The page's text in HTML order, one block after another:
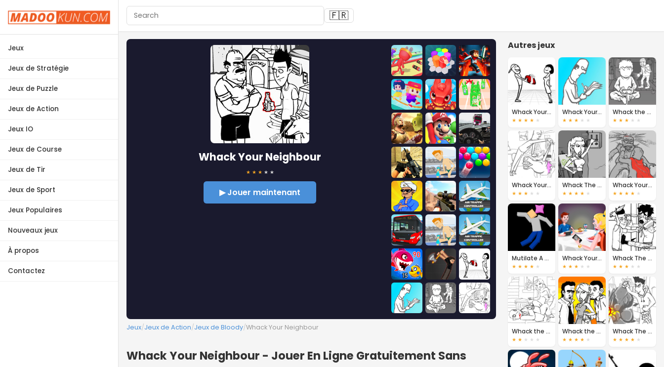
Jeux
Jeux de Stratégie
Jeux de Puzzle
Jeux de Action
Jeux IO
Jeux de Course
Jeux de Tir
Jeux de Sport
Jeux Populaires
Nouveaux jeux
À propos
Contactez
🇫🇷
Whack Your Neighbour
★ ★ ★ ★ ★
▶ Jouer maintenant
Jeux/Jeux de Action/Jeux de Bloody/Whack Your Neighbour
Whack Your Neighbour - Jouer En Ligne Gratuitement Sans
Autres jeux
Whack Your Ex
★ ★ ★ ★ ★
Whack Your Boss
★ ★ ★ ★ ★
Whack the Thief
★ ★ ★ ★ ★
Whack Your Boss 2
★ ★ ★ ★ ★
Whack The Serial Killer
★ ★ ★ ★ ★
Whack Your Boss Superhero
★ ★ ★ ★ ★
Mutilate A Doll 2
★ ★ ★ ★ ★
Whack Your Ex 2
★ ★ ★ ★ ★
Whack The Burglars
★ ★ ★ ★ ★
Whack the Cheater
★ ★ ★ ★ ★
Whack the Creeps
★ ★ ★ ★ ★
Whack The Terrorist
★ ★ ★ ★ ★